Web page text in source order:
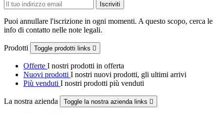
Puoi annullare l'iscrizione in ogni momenti. A questo scopo, cerca le
info di contatto nelle note legali.
Prodotti Toggle prodotti links 
Offerte I nostri prodotti in offerta
Nuovi prodotti I nostri nuovi prodotti, gli ultimi arrivi
Più venduti I nostri prodotti più venduti
La nostra azienda Toggle la nostra azienda links 